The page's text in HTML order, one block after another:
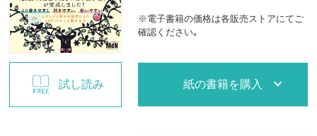
試し読み
※電子書籍の価格は各販売ストアにてご
確認ください｡
紙の書籍を購入